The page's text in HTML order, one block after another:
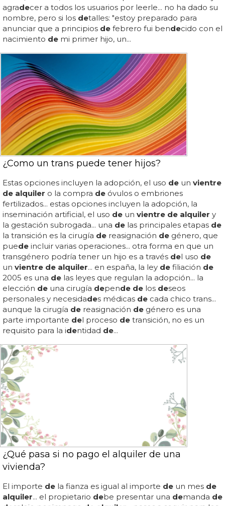
agradecer a todos los usuarios por leerle... no ha dado su
nombre, pero si los detalles: "estoy preparado para
anunciar que a principios de febrero fui bendecido con el
nacimiento de mi primer hijo, un...
¿Como un trans puede tener hijos?
Estas opciones incluyen la adopción, el uso de un vientre
de alquiler o la compra de óvulos o embriones
fertilizados... estas opciones incluyen la adopción, la
inseminación artificial, el uso de un vientre de alquiler y
la gestación subrogada... una de las principales etapas de
la transición es la cirugía de reasignación de género, que
puede incluir varias operaciones... otra forma en que un
transgénero podría tener un hijo es a través del uso de
un vientre de alquiler... en españa, la ley de filiación de
2005 es una de las leyes que regulan la adopción... la
elección de una cirugía depende de los deseos
personales y necesidades médicas de cada chico trans...
aunque la cirugía de reasignación de género es una
parte importante del proceso de transición, no es un
requisito para la identidad de...
¿Qué pasa si no pago el alquiler de una
vivienda?
El importe de la fianza es igual al importe de un mes de
alquiler... el propietario debe presentar una demanda de